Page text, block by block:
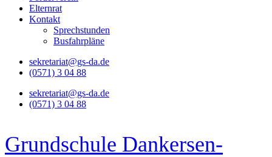
Elternrat
Kontakt
Sprechstunden
Busfahrpläne
sekretariat@gs-da.de
(0571) 3 04 88
sekretariat@gs-da.de
(0571) 3 04 88
Grundschule Dankersen-